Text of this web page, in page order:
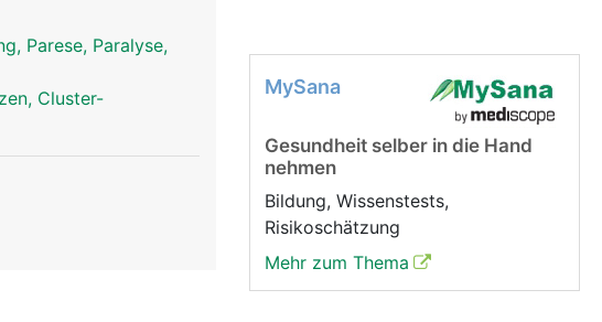
Parese, Paralyse,
Cluster-
MySana
Gesundheit selber in die Hand
nehmen
Bildung, Wissenstests,
Risikoschätzung
Mehr zum Thema